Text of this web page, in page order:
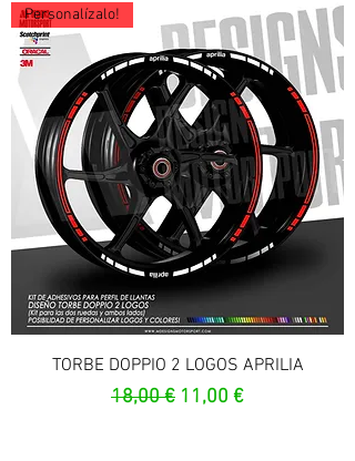
Personalízalo!
TORBE DOPPIO 2 LOGOS APRILIA
Prezzo regolare
18,00 € Prezzo scontato
11,00 €